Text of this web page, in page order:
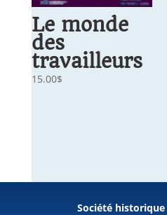
Le monde
des
travailleurs
15.00$
Société